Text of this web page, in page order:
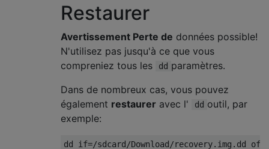
Restaurer
Avertissement Perte de données possible!
N'utilisez pas jusqu'à ce que vous
compreniez tous les
dd paramètres.
Dans de nombreux cas, vous pouvez
également restaurer avec l' dd outil, par
exemple: